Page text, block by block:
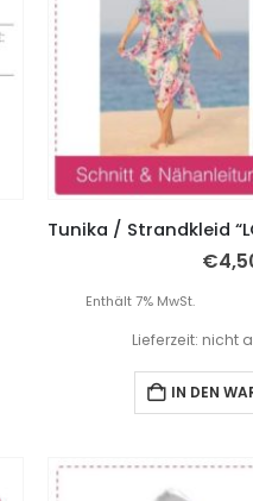
€
Enthält 7% MwSt.
Lieferzeit: nicht
IN DEN